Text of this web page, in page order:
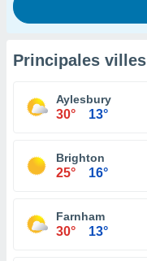
Principales villes
Aylesbury
30° 13°
Brighton
25° 16°
Farnham
30° 13°